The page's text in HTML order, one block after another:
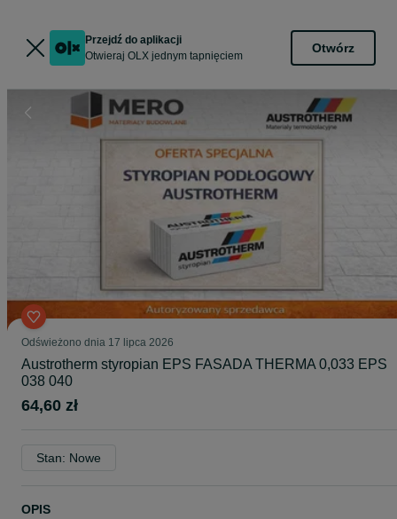
Przejdź do aplikacji
Otwieraj OLX jednym tapnięciem
Otwórz
Odświeżono dnia 17 lipca 2026
Austrotherm styropian EPS FASADA THERMA 0,033 EPS
038 040
64,60 zł
Stan: Nowe
OPIS